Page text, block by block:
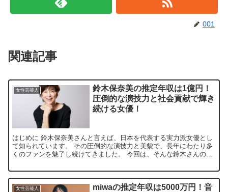
001
関連記事
女性芸能人
鈴木保奈美の推定年収は1億円！
圧倒的な演技力と社会貢献で輝き
続ける女優！
はじめに 鈴木保奈美さんと言えば、日本を代表する実力派女優とし
て知られています。 その圧倒的な演技力と美貌で、長年にわたり多
くのファンを魅了し続けてきました。 今回は、そんな鈴木さんの気
女性芸能人
miwaの推定年収は5000万円！音